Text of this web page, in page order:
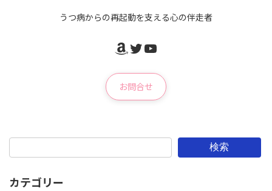
うつ病からの再起動を支える心の伴走者
Amazon
Twitter
YouTube
お問合せ
検索
カテゴリー